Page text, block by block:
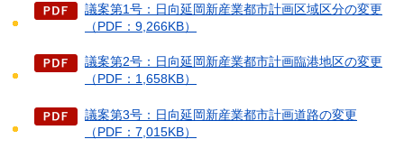
議案第1号：日向延岡新産業都市計画区域区分の変更
（PDF：9,266KB）
議案第2号：日向延岡新産業都市計画臨港地区の変更
（PDF：1,658KB）
議案第3号：日向延岡新産業都市計画道路の変更
（PDF：7,015KB）